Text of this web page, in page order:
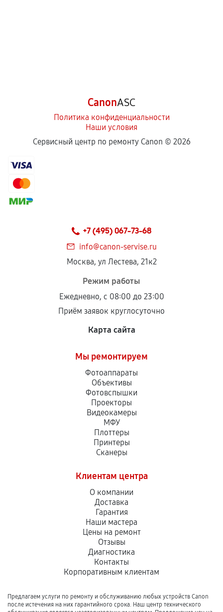
CanonASC
Политика конфиденциальности
Наши условия
Сервисный центр по ремонту Canon © 2026
+7 (495) 067-73-68
info@canon-servise.ru
Москва, ул Лестева, 21к2
Режим работы
Ежедневно, с 08:00 до 23:00
Приём заявок круглосуточно
Карта сайта
Мы ремонтируем
Фотоаппараты
Объективы
Фотовспышки
Проекторы
Видеокамеры
МФУ
Плоттеры
Принтеры
Сканеры
Клиентам центра
О компании
Доставка
Гарантия
Наши мастера
Цены на ремонт
Отзывы
Диагностика
Контакты
Корпоративным клиентам
Предлагаем услуги по ремонту и обслуживанию любых устройств Canon
после истечения на них гарантийного срока. Наш центр технического